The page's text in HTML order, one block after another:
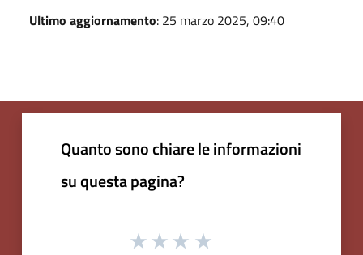
Ultimo aggiornamento: 25 marzo 2025, 09:40
Quanto sono chiare le informazioni
su questa pagina?